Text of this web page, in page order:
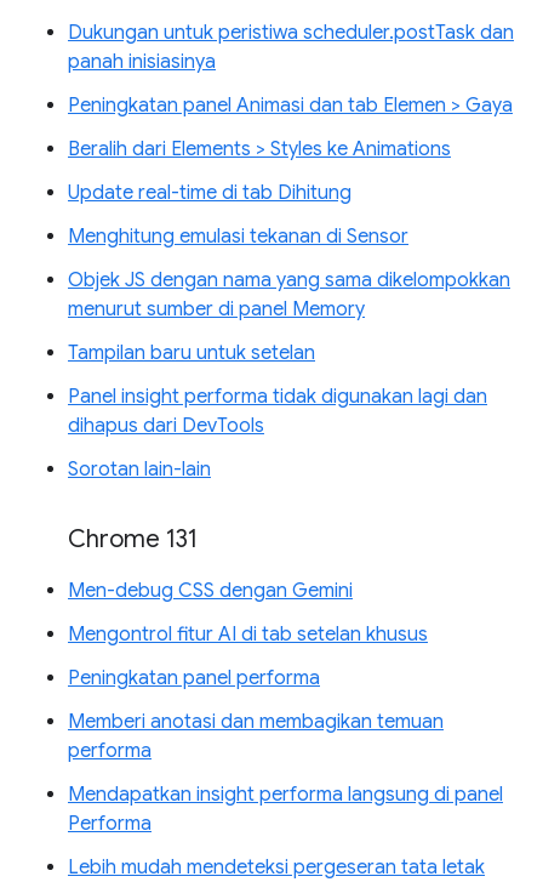
Dukungan untuk peristiwa scheduler.postTask dan
panah inisiasinya
Peningkatan panel Animasi dan tab Elemen > Gaya
Beralih dari Elements > Styles ke Animations
Update real-time di tab Dihitung
Menghitung emulasi tekanan di Sensor
Objek JS dengan nama yang sama dikelompokkan
menurut sumber di panel Memory
Tampilan baru untuk setelan
Panel insight performa tidak digunakan lagi dan
dihapus dari DevTools
Sorotan lain-lain
Chrome 131
Men-debug CSS dengan Gemini
Mengontrol fitur AI di tab setelan khusus
Peningkatan panel performa
Memberi anotasi dan membagikan temuan
performa
Mendapatkan insight performa langsung di panel
Performa
Lebih mudah mendeteksi pergeseran tata letak